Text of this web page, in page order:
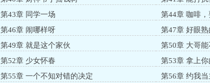
第43章 同学一场
第44章 咖啡
第46章 闹哪样呀
第47章 好眼熟
第49章 就是这个家伙
第50章 大哥
第52章 少女怀春
第53章 拿上
第55章 一个不知对错的决定
第56章 约我当